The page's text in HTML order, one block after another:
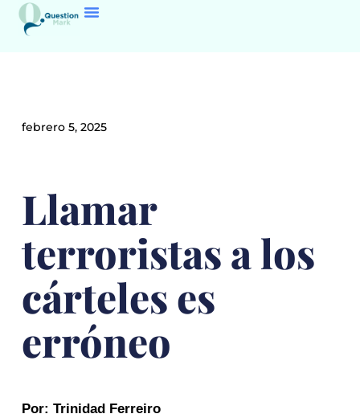
febrero 5, 2025
Llamar
terroristas a los
cárteles es
erróneo
Por: Trinidad Ferreiro